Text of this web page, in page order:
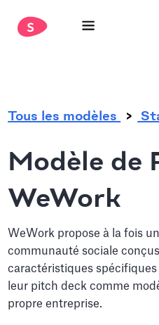
Tous les modèles
Modèle de
WeWork
WeWork propose à la fois
communauté sociale
caractéristiques
leur pitch deck comme
propre entreprise.